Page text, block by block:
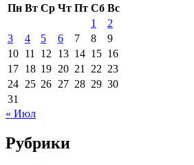
Пн Вт Ср Чт Пт Сб Вс
1
2
3
4 5 6 7 8
9
10 11 12 13 14 15 16
17 18 19 20 21 22 23
24 25 26 27 28 29 30
31
« Июл
Рубрики